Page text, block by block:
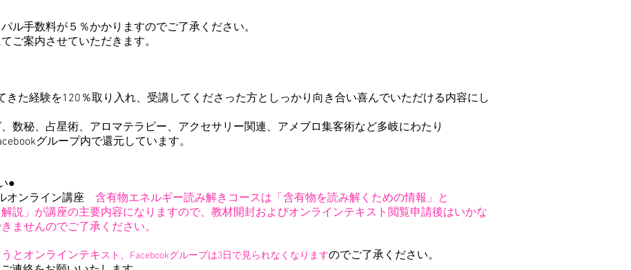
ル手数料が５％かかりますのでご了承ください。
ご案内させていただきます。
きた経験を120％取り入れ、受講してくださった方としっかり向き合い喜んでいただける内容にし
数秘、 ​占星術、アロマテラピー、 アクセサリー関連、アメブロ集客術など多岐にわたり
グループ内で還元しています。
●
オンライン講座 含有物エネルギー読み解き コースは「含有物を読み解くための情報」と
説」が講座の主要内容になりますので、教材開封およびオンラインテキスト閲覧申請後はいかな
ませんのでご了承ください。
と オンラインテキスト、Facebookグループは3日で見られなくなりますのでご了承ください。